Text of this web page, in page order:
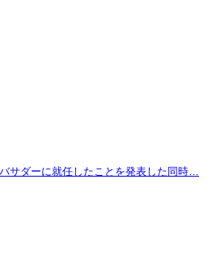
サダーに就任したことを発表した同時…